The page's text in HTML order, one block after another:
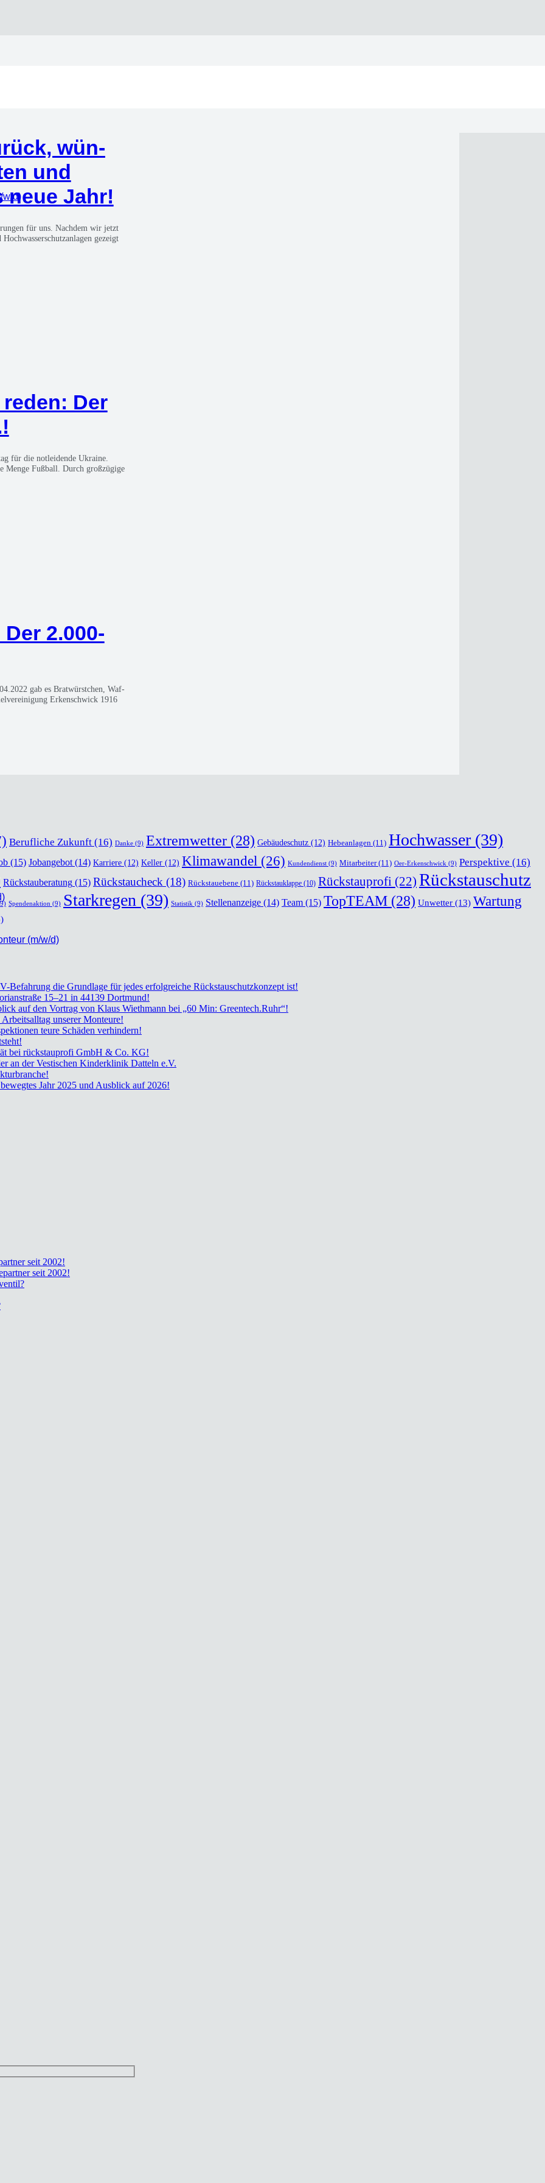
(m/w/d)
w/d)
wün­
und
neue Jahr!
für uns. Nach­dem wir jetzt
gezeigt
Der
für die not­lei­den­de Ukrai­ne.
Men­ge Fuß­ball. Durch groß­zü­gi­ge
2.000-
gab es Brat­würst­chen, Waf­
Erken­sch­wick 1916
Berufliche Zukunft (16) Danke (9) Extremwetter (28) Gebäudeschutz (12) Hebeanlagen (11) Hochwasser (39)
(15) Jobangebot (14) Karriere (12) Keller (12) Klimawandel (26) Kundendienst (9) Mitarbeiter(11) Oer-Erkenschwick (9) Perspektive (16)
Rückstauberatung (15) Rückstaucheck (18) Rückstauebene (11) Rückstauklappe (10) Rückstauprofi (22) Rückstauschutz
Spendenaktion (9) Starkregen (39) Statistik (9) Stellenanzeige (14) Team (15) TopTEAM (28) Unwetter (13) Wartung
Befah­rung die Grund­la­ge für jedes erfolg­rei­che Rückstau­schutz­kon­zept ist!
15–21 in 44139 Dort­mund!
auf den Vor­trag von Klaus Wieth­mann bei „60 Min: Greentech.Ruhr“!
unse­rer Mon­teu­re!
teu­re Schä­den ver­hin­dern!
bei rück­stau­pro­fi GmbH & Co. KG!
an der Ves­ti­schen Kin­der­kli­nik Dat­teln e.V.
Jahr 2025 und Aus­blick auf 2026!
seit 2002!
seit 2002!